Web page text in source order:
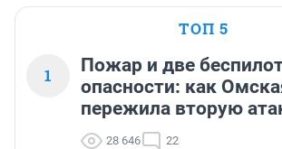
ТОП 5
1
Пожар и две
опасности: как
пережила вторую
28 646 22